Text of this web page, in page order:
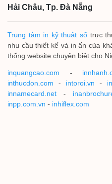
Hải Châu, Tp. Đà Nẵng
Trung tâm in kỹ thuật sốtrực
nhu cầu thiết kế và in ấn của
thống website chuyên biệt cho
inquangcao.com -
inthucdon.com - intoroi.vn -
innamecard.net -
inpp.com.vn - inhiflex.com